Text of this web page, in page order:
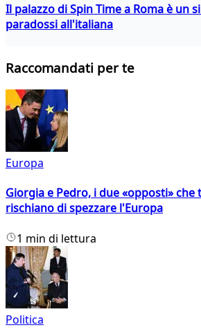
Il palazzo di Spin Time a Roma è un
paradossi all'italiana
Raccomandati per te
Europa
Giorgia e Pedro, i due «opposti»
rischiano di spezzare l'Europa
1 min di lettura
Politica